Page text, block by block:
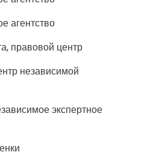
агентство
правовой центр
независимой
экспертное